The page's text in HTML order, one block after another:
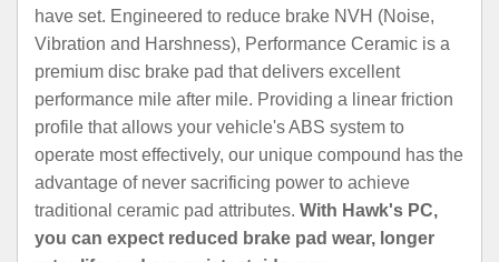
have set. Engineered to reduce brake NVH (Noise,
Vibration and Harshness), Performance Ceramic is a
premium disc brake pad that delivers excellent
performance mile after mile. Providing a linear friction
profile that allows your vehicle's ABS system to
operate most effectively, our unique compound has the
advantage of never sacrificing power to achieve
traditional ceramic pad attributes. With Hawk's PC,
you can expect reduced brake pad wear, longer